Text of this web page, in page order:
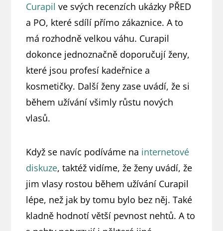
Curapil ve svých recenzích ukázky PŘED
a PO, které sdílí přímo zákaznice. A to
má rozhodně velkou váhu. Curapil
dokonce jednoznačně doporučují ženy,
které jsou profesí kadeřnice a
kosmetičky. Další ženy zase uvádí, že si
během užívání všimly růstu nových
vlasů.
Když se navíc podíváme na internetové
diskuze, taktéž vidíme, že ženy uvádí, že
jim vlasy rostou během užívání Curapil
lépe, než jak by tomu bylo bez něj. Také
kladně hodnotí větší pevnost nehtů. A to